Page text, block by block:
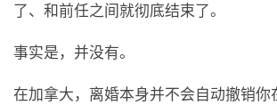
了、和前任之间就彻底结束了。
事实是，并没有。
在加拿大，离婚本身并不会自动撤销你